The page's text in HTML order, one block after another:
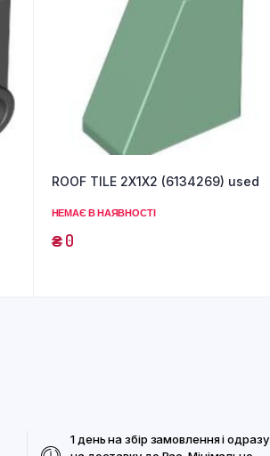
ROOF TILE 2X1X2 (6134269) used
НЕМАЄ В НАЯВНОСТІ
₴0
1 день на збір замовлення і одразу